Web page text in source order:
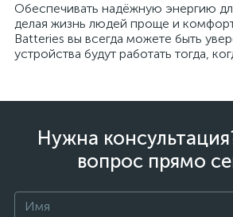
Обеспечивать надёжную энергию
делая жизнь людей проще и
Batteries вы всегда можете быть
устройства будут работать тогда,
Нужна
вопрос прямо